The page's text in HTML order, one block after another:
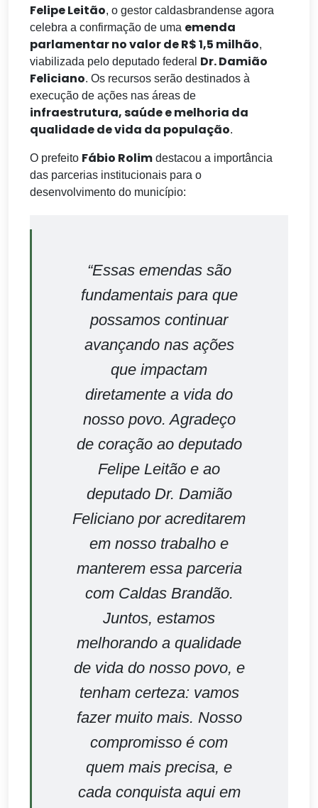
Felipe Leitão, o gestor caldasbrandense agora
celebra a confirmação de uma emenda
parlamentar no valor de R$ 1,5 milhão,
viabilizada pelo deputado federal Dr. Damião
Feliciano. Os recursos serão destinados à
execução de ações nas áreas de
infraestrutura, saúde e melhoria da
qualidade de vida da população.
O prefeito Fábio Rolim destacou a importância
das parcerias institucionais para o
desenvolvimento do município:
“Essas emendas são
fundamentais para que
possamos continuar
avançando nas ações
que impactam
diretamente a vida do
nosso povo. Agradeço
de coração ao deputado
Felipe Leitão e ao
deputado Dr. Damião
Feliciano por acreditarem
em nosso trabalho e
manterem essa parceria
com Caldas Brandão.
Juntos, estamos
melhorando a qualidade
de vida do nosso povo, e
tenham certeza: vamos
fazer muito mais. Nosso
compromisso é com
quem mais precisa, e
cada conquista aqui em